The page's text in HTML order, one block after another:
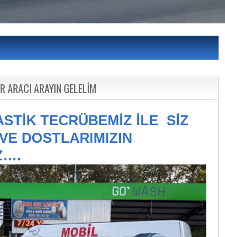
ARAYIN GELELİM
TECRÜBEMİZ İLE SİZ
DOSTLARIMIZIN